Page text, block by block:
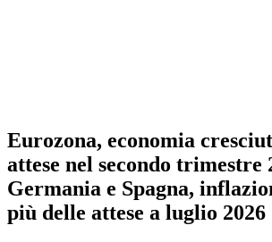
Eurozona, economia
attese nel secondo trimestre
Germania e Spagna,
più delle attese a luglio 2026